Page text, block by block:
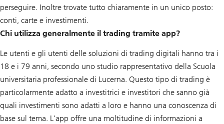
perseguire. Inoltre trovate tutto chiaramente in un unico posto:
conti, carte e investimenti.
Chi utilizza generalmente il trading tramite app?
Le utenti e gli utenti delle soluzioni di trading digitali hanno tra i
18 e i 79 anni, secondo uno studio rappresentativo della Scuola
universitaria professionale di Lucerna. Questo tipo di trading è
particolarmente adatto a investitrici e investitori che sanno già
quali investimenti sono adatti a loro e hanno una conoscenza di
base sul tema. L’app offre una moltitudine di informazioni a